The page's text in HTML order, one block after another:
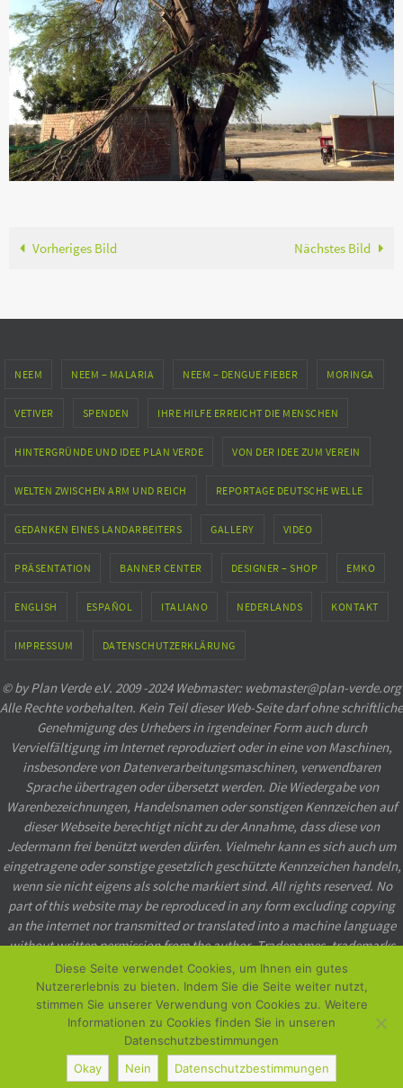
Vorheriges Bild Nächstes Bild
NEEM NEEM – MALARIA NEEM – DENGUE FIEBER MORINGA
VETIVER SPENDEN IHRE HILFE ERREICHT DIE MENSCHEN
HINTERGRÜNDE UND IDEE PLAN VERDE VON DER IDEE ZUM VEREIN
WELTEN ZWISCHEN ARM UND REICH REPORTAGE DEUTSCHE WELLE
GEDANKEN EINES LANDARBEITERS GALLERY VIDEO
PRÄSENTATION BANNER CENTER DESIGNER – SHOP EMKO
ENGLISH ESPAÑOL ITALIANO NEDERLANDS KONTAKT
IMPRESSUM DATENSCHUTZERKLÄRUNG
© by Plan Verde e.V. 2009 -2024 Webmaster: webmaster@plan-verde.org
Alle Rechte vorbehalten. Kein Teil dieser Web-Seite darf ohne schriftliche
Genehmigung des Urhebers in irgendeiner Form auch durch
Vervielfältigung im Internet reproduziert oder in eine von Maschinen,
insbesondere von Datenverarbeitungsmaschinen, verwendbaren
Sprache übertragen oder übersetzt werden. Die Wiedergabe von
Warenbezeichnungen, Handelsnamen oder sonstigen Kennzeichen auf
dieser Webseite berechtigt nicht zu der Annahme, dass diese von
Jedermann frei benützt werden dürfen. Vielmehr kann es sich auch um
eingetragene oder sonstige gesetzlich geschützte Kennzeichen handeln,
wenn sie nicht eigens als solche markiert sind. All rights reserved. No
part of this website may be reproduced in any form excluding copying
an the internet nor transmitted or translated into a machine language
without written permission from the author. Tradenames, trademarks
etc. used in this website even when not specially marked as such, may
not be considered unprotected by law.
Powered byNirvana&WordPress.
Diese Seite verwendet Cookies, um Ihnen ein gutes
Nutzererlebnis zu bieten. Indem Sie die Seite weiter nutzt,
stimmen Sie unserer Verwendung von Cookies zu. Weitere
Informationen zu Cookies finden Sie in unseren
Datenschutzbestimmungen
Okay
Nein Datenschutzbestimmungen